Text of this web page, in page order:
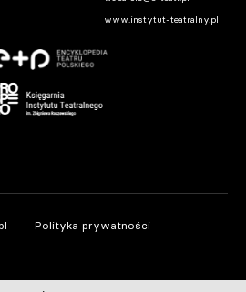
www.instytut-teatralny.pl
Polityka prywatności